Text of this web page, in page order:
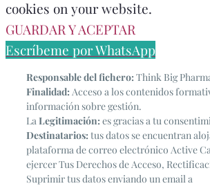
cookies on your website.
GUARDAR Y ACEPTAR
Escríbeme por WhatsApp
Responsable del fichero: Think Big
Finalidad: Acceso a los contenidos
información sobre gestión.
LaLegitimación: es gracias a tu
Destinatarios: tus datos se encuentran
plataforma de correo electrónico Active
ejercer Tus Derechos de Acceso,
Suprimir tus datos enviando un email a